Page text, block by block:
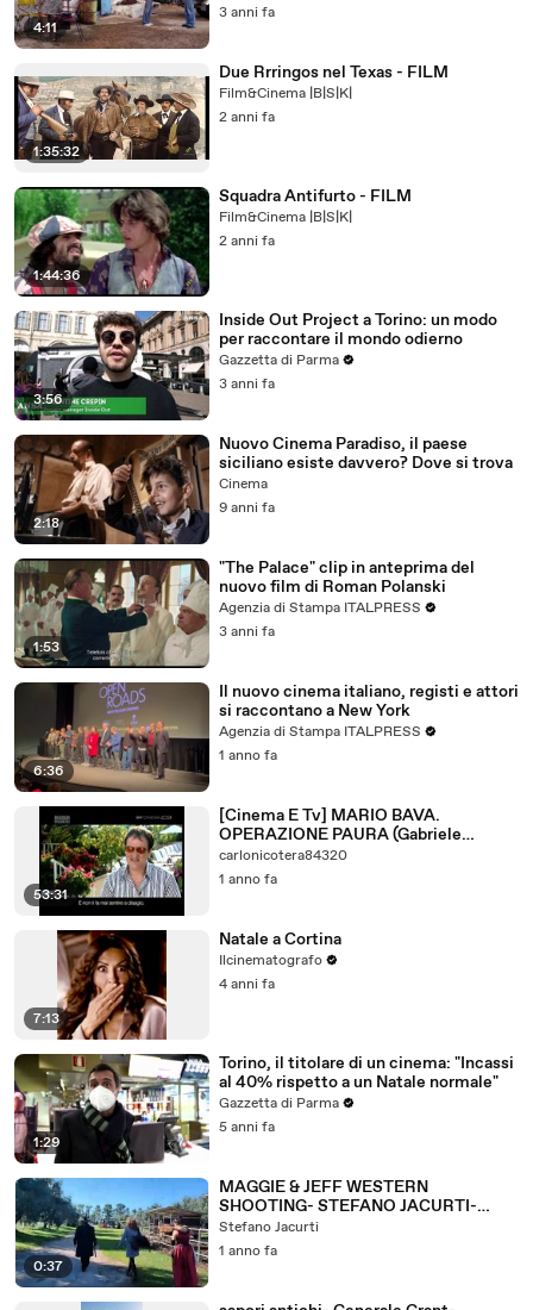
4:11
3 anni fa
1:35:32
Due Rrringos nel Texas - FILM
Film&Cinema |B|S|K|
2 anni fa
1:44:36
Squadra Antifurto - FILM
Film&Cinema |B|S|K|
2 anni fa
3:56
Inside Out Project a Torino: un modo
per raccontare il mondo odierno
Gazzetta di Parma
3 anni fa
2:18
Nuovo Cinema Paradiso, il paese
siciliano esiste davvero? Dove si trova
Cinema
9 anni fa
1:53
"The Palace" clip in anteprima del
nuovo film di Roman Polanski
Agenzia di Stampa ITALPRESS
3 anni fa
6:36
Il nuovo cinema italiano, registi e attori
si raccontano a New York
Agenzia di Stampa ITALPRESS
1 anno fa
53:31
[Cinema E Tv] MARIO BAVA.
OPERAZIONE PAURA (Gabriele
carlonicotera84320
1 anno fa
7:13
Natale a Cortina
Ilcinematografo
4 anni fa
1:29
Torino, il titolare di un cinema: "Incassi
al 40% rispetto a un Natale normale"
Gazzetta di Parma
5 anni fa
0:37
MAGGIE & JEFF WESTERN
SHOOTING- STEFANO JACURTI-
FLASH
Stefano Jacurti
1 anno fa